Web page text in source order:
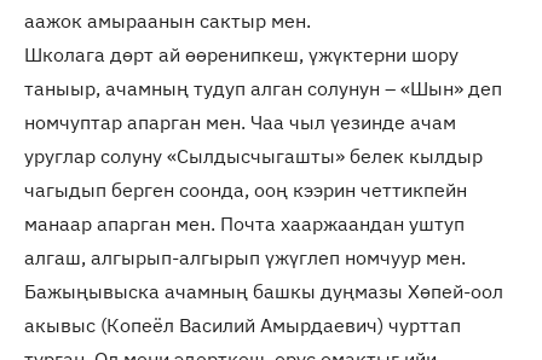
аажок амыраанын сактыр мен.
Школага дөрт ай өөренипкеш, үжүктерни шору
таныыр, ачамның тудуп алган солунун – «Шын» деп
номчуптар апарган мен. Чаа чыл үезинде ачам
уруглар солуну «Сылдысчыгашты» белек кылдыр
чагыдып берген соонда, ооң кээрин четтикпейн
манаар апарган мен. Почта хааржаандан уштуп
алгаш, алгырып-алгырып үжүглеп номчуур мен.
Бажыңывыска ачамның башкы дуңмазы Хөпей-оол
акывыс (Копеёл Василий Амырдаевич) чурттап